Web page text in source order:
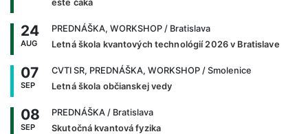
ešte čaká
24
AUG
PREDNÁŠKA, WORKSHOP / Bratislava
Letná škola kvantových technológií 2026 v Bratislave
07
SEP
CVTI SR, PREDNÁŠKA, WORKSHOP / Smolenice
Letná škola občianskej vedy
08
SEP
PREDNÁŠKA / Bratislava
Skutočná kvantová fyzika